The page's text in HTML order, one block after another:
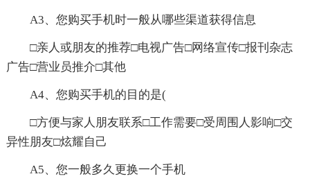
A3、您购买手机时一般从哪些渠道获得信息
□亲人或朋友的推荐□电视广告□网络宣传□报刊杂志
广告□营业员推介□其他
A4、您购买手机的目的是(
□方便与家人朋友联系□工作需要□受周围人影响□交
异性朋友□炫耀自己
A5、您一般多久更换一个手机